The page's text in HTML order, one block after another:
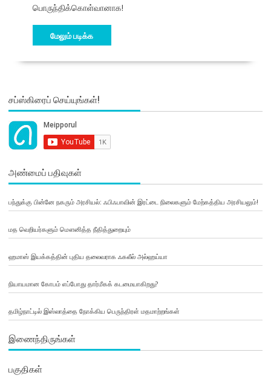
பொருந்திக்கொள்வானாக!
மேலும் படிக்க
சப்ஸ்கிரைப் செய்யுங்கள்!
அண்மைப் பதிவுகள்
பந்துக்கு பின்னே நகரும் அரசியல்: ஃபிஃபாவின் இரட்டை நிலைகளும் மேற்கத்திய அரசியலும்!
மத வெறியர்களும் மௌனித்த நீதித்துறையும்
ஹமாஸ் இயக்கத்தின் புதிய தலைவராக ஃகலீல் அல்ஹய்யா
நியாயமான கோபம் எப்போது தார்மீகக் கடமையாகிறது?
தமிழ்நாட்டில் இஸ்லாத்தை நோக்கிய பெருந்திரள் மதமாற்றங்கள்
இணைந்திருங்கள்
பகுதிகள்